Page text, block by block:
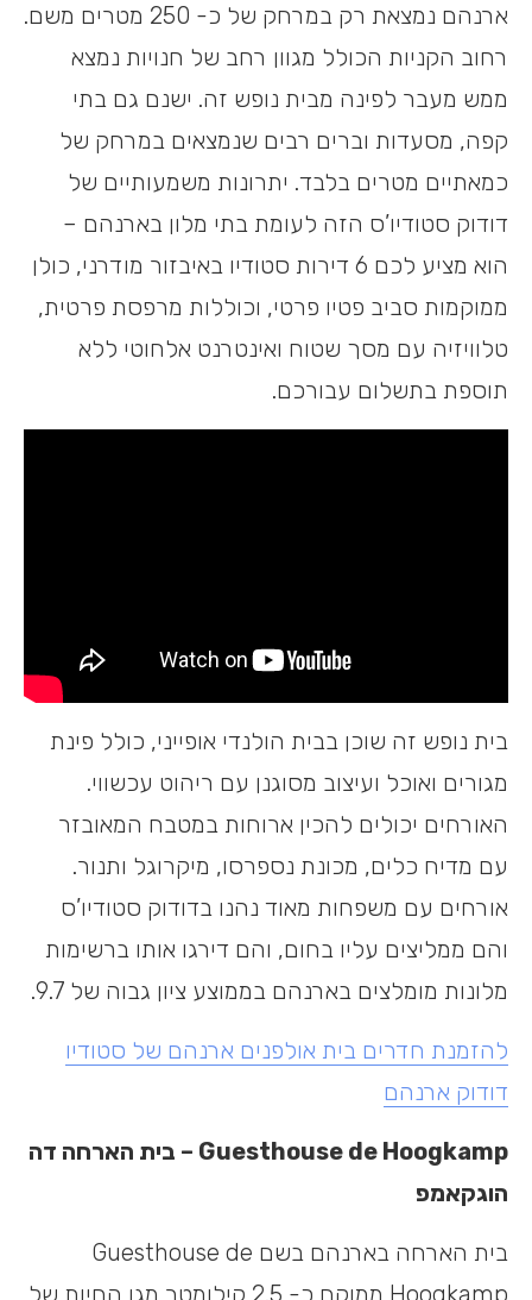
ארנהם נמצאת רק במרחק של כ- 250 מטרים משם.
רחוב הקניות הכולל מגוון רחב של חנויות נמצא
ממש מעבר לפינה מבית נופש זה. ישנם גם בתי
קפה, מסעדות וברים רבים שנמצאים במרחק של
כמאתיים מטרים בלבד. יתרונות משמעותיים של
דודוק סטודיו’ס הזה לעומת בתי מלון בארנהם –
הוא מציע לכם 6 דירות סטודיו באיבזור מודרני, כולן
ממוקמות סביב פטיו פרטי, וכוללות מרפסת פרטית,
טלוויזיה עם מסך שטוח ואינטרנט אלחוטי ללא
תוספת בתשלום עבורכם.
בית נופש זה שוכן בבית הולנדי אופייני, כולל פינת
מגורים ואוכל ועיצוב מסוגנן עם ריהוט עכשווי.
האורחים יכולים להכין ארוחות במטבח המאובזר
עם מדיח כלים, מכונת נספרסו, מיקרוגל ותנור.
אורחים עם משפחות מאוד נהנו בדודוק סטודיו’ס
והם ממליצים עליו בחום, והם דירגו אותו ברשימות
מלונות מומלצים בארנהם בממוצע ציון גבוה של 9.7.
להזמנת חדרים בית אולפנים ארנהם של סטודיו
דודוק ארנהם
Guesthouse de Hoogkamp – בית הארחה דה
הוגקאמפ
בית הארחה בארנהם בשם Guesthouse de
Hoogkamp ממוקם כ- 2.5 קילומטר מגן החיות של